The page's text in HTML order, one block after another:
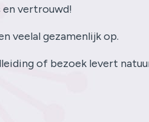
en vertrouwd!
veelal gezamenlijk op.
of bezoek levert